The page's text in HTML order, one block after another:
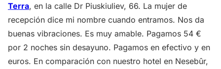
Terra, en la calle Dr Piuskiuliev, 66. La mujer de
recepción dice mi nombre cuando entramos. Nos da
buenas vibraciones. Es muy amable. Pagamos 54 €
por 2 noches sin desayuno. Pagamos en efectivo y en
euros. En comparación con nuestro hotel en Nesebûr,